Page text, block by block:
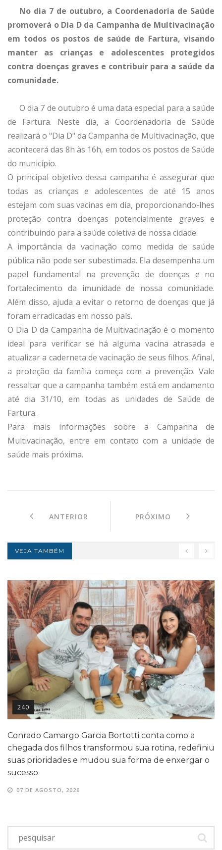
No dia 7 de outubro, a Coordenadoria de Saúde
promoverá o Dia D da Campanha de Multivacinação
em todos os postos de saúde de Fartura, visando
manter as crianças e adolescentes protegidos
contra doenças graves e contribuir para a saúde da
comunidade.
O dia 7 de outubro é uma data especial para a saúde
de Fartura. Neste dia, a Coordenadoria de Saúde
realizará o "Dia D" da Campanha de Multivacinação, que
acontecerá das 8h às 16h, em todos os postos de Saúde
do município.
O principal objetivo dessa campanha é assegurar que
todas as crianças e adolescentes de até 15 anos
estejam com suas vacinas em dia, proporcionando-lhes
proteção contra doenças potencialmente graves e
contribuindo para a saúde coletiva de nossa cidade.
A importância da vacinação como medida de saúde
pública não pode ser subestimada. Ela desempenha um
papel fundamental na prevenção de doenças e no
fortalecimento da imunidade de nossa comunidade.
Além disso, ajuda a evitar o retorno de doenças que já
foram erradicadas em nosso país.
O Dia D da Campanha de Multivacinação é o momento
ideal para verificar se há alguma vacina atrasada e
atualizar a caderneta de vacinação de seus filhos. Afinal,
a proteção da família começa com a prevenção. Vale
ressaltar que a campanha também está em andamento
até dia 31/10, em todas as unidades de Saúde de
Fartura.
Para mais informações sobre a Campanha de
Multivacinação, entre em contato com a unidade de
saúde mais próxima.
ANTERIOR PRÓXIMO
VEJA TAMBÉM
240
Conrado Camargo Garcia Bortotti conta como a
chegada dos filhos transformou sua rotina, redefiniu
suas prioridades e mudou sua forma de enxergar o
sucesso
07 DE AGOSTO, 2026